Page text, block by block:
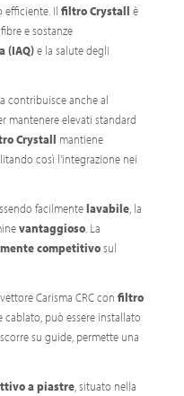
efficiente. Il filtro Crystall è
e sostanze
(IAQ)e la salute degli
contribuisce anche al
mantenere elevati standard
Crystall mantiene
così l'integrazione nei
facilmentelavabile, la
vantaggioso. La
competitivosul
Carisma CRC con filtro
può essere installato
su guide, permette una
a piastre, situato nella